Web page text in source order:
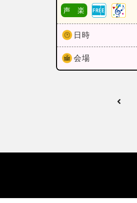
声 楽
日時
会場